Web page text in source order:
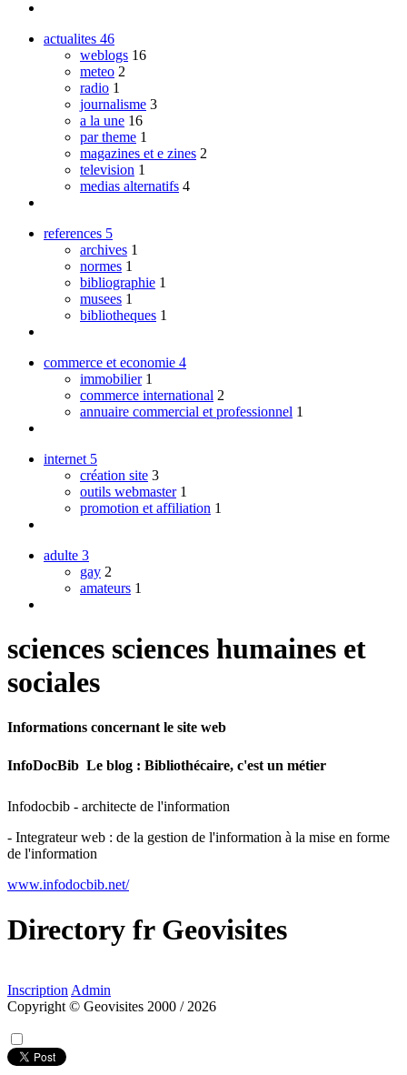
actualites 46
weblogs 16
meteo 2
radio 1
journalisme 3
a la une 16
par theme 1
magazines et e zines 2
television 1
medias alternatifs 4
references 5
archives 1
normes 1
bibliographie 1
musees 1
bibliotheques 1
commerce et economie 4
immobilier 1
commerce international 2
annuaire commercial et professionnel 1
internet 5
création site 3
outils webmaster 1
promotion et affiliation 1
adulte 3
gay 2
amateurs 1
sciences sciences humaines et
sociales
Informations concernant le site web
InfoDocBib  Le blog : Bibliothécaire, c'est un métier
Infodocbib - architecte de l'information
- Integrateur web : de la gestion de l'information à la mise en forme
de l'information
www.infodocbib.net/
Directory frGeovisites
Inscription Admin
Copyright © Geovisites 2000 / 2026